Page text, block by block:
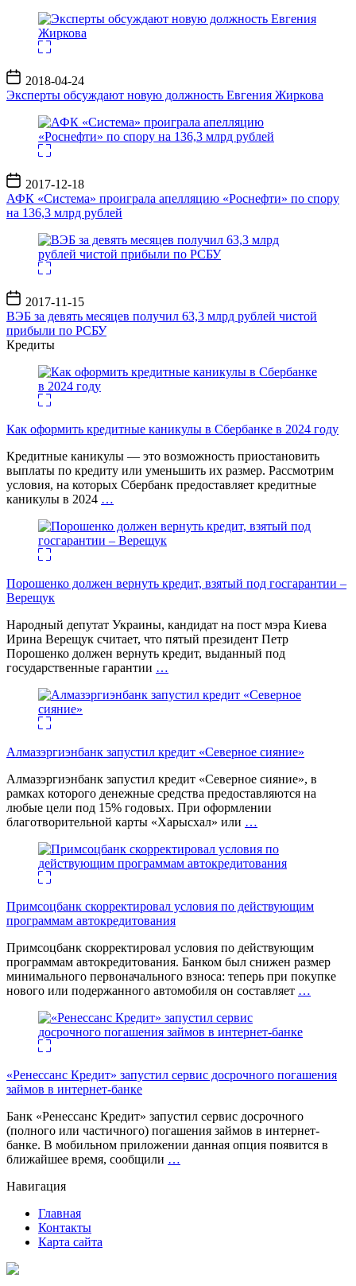
Дата
записи
2018-04-24
Эксперты обсуждают новую должность Евгения Жиркова
Дата
записи
2017-12-18
АФК «Система» проиграла апелляцию «Роснефти» по спору
на 136,3 млрд рублей
Дата
записи
2017-11-15
ВЭБ за девять месяцев получил 63,3 млрд рублей чистой
прибыли по РСБУ
Кредиты
Как оформить кредитные каникулы в Сбербанке в 2024 году
Кредитные каникулы — это возможность приостановить
выплаты по кредиту или уменьшить их размер. Рассмотрим
условия, на которых Сбербанк предоставляет кредитные
каникулы в 2024 …
Порошенко должен вернуть кредит, взятый под госгарантии –
Верещук
Народный депутат Украины, кандидат на пост мэра Киева
Ирина Верещук считает, что пятый президент Петр
Порошенко должен вернуть кредит, выданный под
государственные гарантии …
Алмазэргиэнбанк запустил кредит «Северное сияние»
Алмазэргиэнбанк запустил кредит «Северное сияние», в
рамках которого денежные средства предоставляются на
любые цели под 15% годовых. При оформлении
благотворительной карты «Харысхал» или …
Примсоцбанк скорректировал условия по действующим
программам автокредитования
Примсоцбанк скорректировал условия по действующим
программам автокредитования. Банком был снижен размер
минимального первоначального взноса: теперь при покупке
нового или подержанного автомобиля он составляет …
«Ренессанс Кредит» запустил сервис досрочного погашения
займов в интернет-банке
Банк «Ренессанс Кредит» запустил сервис досрочного
(полного или частичного) погашения займов в интернет-
банке. В мобильном приложении данная опция появится в
ближайшее время, сообщили …
Навигация
Главная
Контакты
Карта сайта